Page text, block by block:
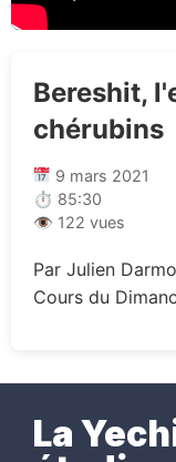
Bereshit,
chérubins
9 mars 2021
⏱ 85:30
👁 122 vues
Par Julien
Cours du
La